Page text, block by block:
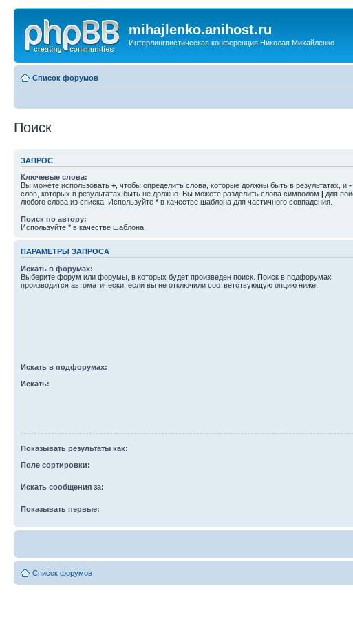
mihajlenko.anihost.ru
Интерлингвистическая конференция Николая Михайленко
Список форумов
Поиск
ЗАПРОС
Ключевые слова:
Вы можете использовать + , чтобы определить слова, которые должны быть в результатах, и -
слов, которых в результатах быть не должно. Вы можете разделить слова символом | для
любого слова из списка. Используйте * в качестве шаблона для частичного совпадения.
Поиск по автору:
Используйте * в качестве шаблона.
ПАРАМЕТРЫ ЗАПРОСА
Искать в форумах:
Выберите форум или форумы, в которых будет произведен поиск. Поиск в подфорумах
производится автоматически, если вы не отключили соответствующую опцию ниже.
Искать в подфорумах:
Искать:
Показывать результаты как:
Поле сортировки:
Искать сообщения за:
Показывать первые:
Список форумов